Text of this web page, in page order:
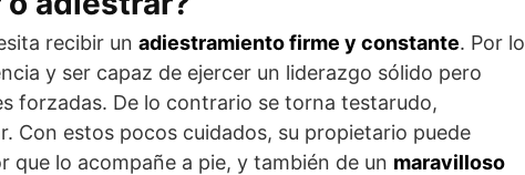
recibir un adiestramiento firme y constante. Por lo
y ser capaz de ejercer un liderazgo sólido pero
forzadas. De lo contrario se torna testarudo,
Con estos pocos cuidados, su propietario puede
que lo acompañe a pie, y también de un maravilloso